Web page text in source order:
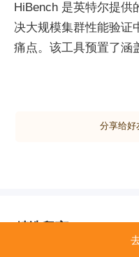
HiBench 是英特尔提供
决大规模集群性能验证
痛点。该工具预置了涵
（PageRank）、机器
即可通过 prepare 脚本
测试。这一流程将原本
陷或架构瓶颈，避免资
分享给好
精选留言